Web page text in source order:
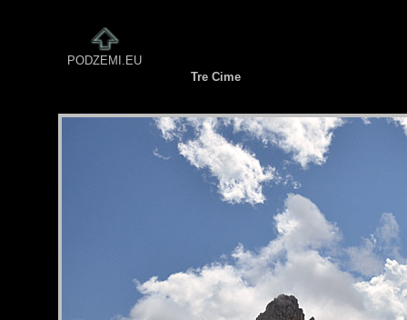
PODZEMI.EU
Tre Cime